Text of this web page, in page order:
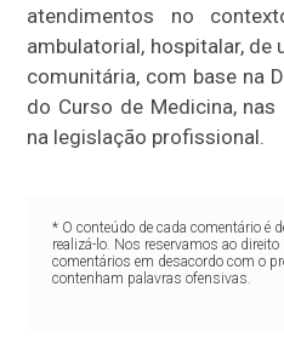
atendimentos no
ambulatorial, hospitalar, de
comunitária, com base na
do Curso de Medicina,
na legislação profissional.
* O conteúdo de cada comentário é
realizá-lo. Nos reservamos ao
comentários em desacordo com o
contenham palavras ofensivas.